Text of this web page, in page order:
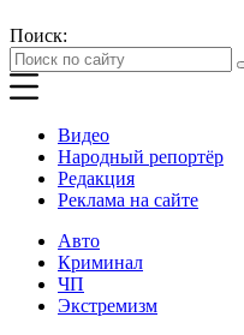
Поиск:
Видео
Народный репортёр
Редакция
Реклама на сайте
Авто
Криминал
ЧП
Экстремизм